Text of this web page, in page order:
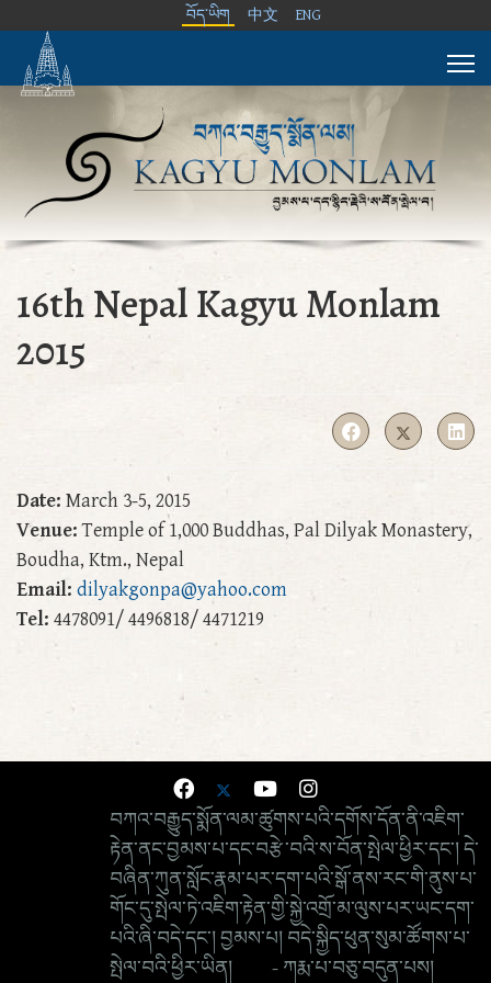
བོད་ཡིག 中文 ENG
16th Nepal Kagyu Monlam
2015
Date: March 3-5, 2015
Venue:Temple of 1,000 Buddhas, Pal Dilyak Monastery,
Boudha, Ktm., Nepal
Email: dilyakgonpa@yahoo.com
Tel: 4478091/ 4496818/ 4471219
བཀའ་བརྒྱུད་སྨོན་ལམ་ཚུགས་པའི་དགོས་དོན་ནི་འཇིག་
རྟེན་ནང་བྱམས་པ་དང་བརྩེ་བའི་ས་བོན་སྤེལ་ཕྱིར་དང་། དེ་
བཞིན་ཀུན་སློང་རྣམ་པར་དག་པའི་སྒོ་ནས་རང་གི་ནུས་པ་
གོང་དུ་སྤེལ་ཏེ་འཇིག་རྟེན་གྱི་སྐྱེ་འགྲོ་མ་ལུས་པར་ཡང་དག་
པའི་ཞི་བདེ་དང་། བྱམས་པ། བདེ་སྐྱིད་ཕུན་སུམ་ཚོགས་པ་
སྤེལ་བའི་ཕྱིར་ཡིན། - ཀརྨ་པ་བཅུ་བདུན་པས།